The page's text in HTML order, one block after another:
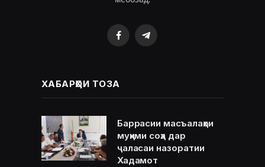
FacebookTelegram
ХАБАРҲОИ ТОЗА
Баррасии масъалаҳои
муҳими соҳа дар
ҷаласаи назоратии
Хадамот